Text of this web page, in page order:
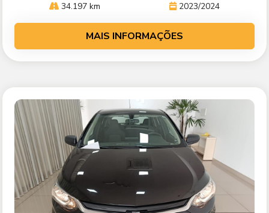
34.197 km 2023/2024
MAIS INFORMAÇÕES